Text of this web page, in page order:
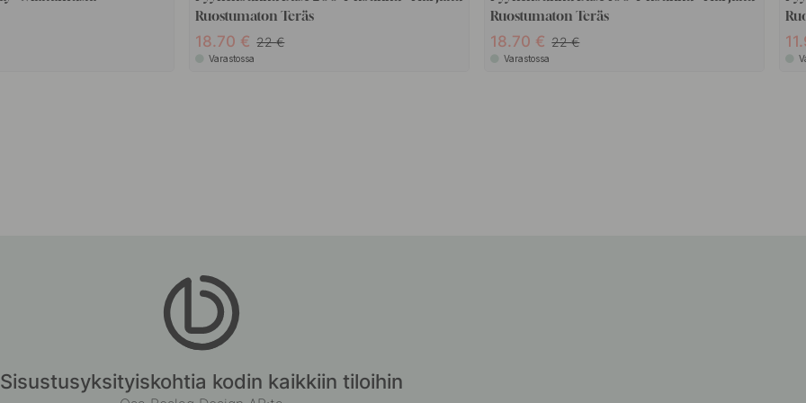
Ruostumaton Teräs
18.70 22
Varastossa
Ruostumaton Teräs
18.70 22
Varastossa
Sisustusyksityiskohtia kodin kaikkiin tiloihin